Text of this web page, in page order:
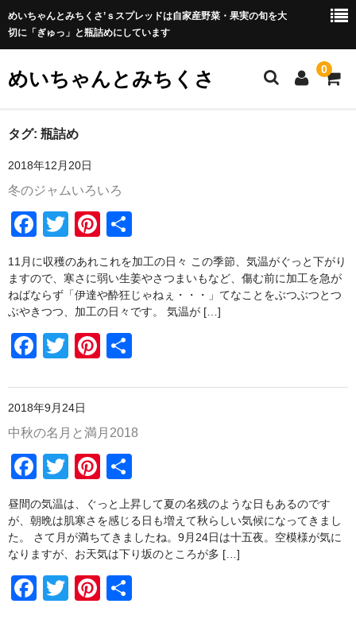
めいちゃんとみちくさ’ｓスプレッドは自家産野菜・果実の旬を大
切に「ぎゅっ」と瓶詰めにしています
めいちゃんとみちくさ 0
ホーム
めいちゃんとみちくさブログ
ABOUT
屋号の由来
瓶詰めについて
野菜セットについて
野菜セットの包装・梱包について
瓶詰め
谷川農園産果実のジャム
谷川農園産野菜のジャム
愛媛の柑橘シリーズ
谷川農園産野菜のチャツネ
タグ: 瓶詰め
2018年12月20日
冬のジャムいろいろ
F
a
c
e
b
o
k
T
wi
tt
er
Pi
nt
er
e
st
有
11月に収穫のあれこれを加工の日々 この季節、気温がぐっと下がり
ますので、寒さに弱い生姜やさつまいもなど、傷む前に加工を急が
ねばならず「伊達や酔狂じゃねぇ・・・」てなことをぶつぶつとつ
ぶやきつつ、加工の日々です。 気温が […]
F
c
e
b
o
o
k
T
tt
er
Pi
er
e
st
2018年9月24日
中秋の名月と満月2018
F
a
c
e
b
o
T
wi
tt
er
Pi
er
e
st
有
昼間の気温は、ぐっと上昇して夏の名残のような日もあるのです
が、朝晩は肌寒さを感じる日も増えて秋らしい気候になってきまし
た。 さて月が満ちてきましたね。9月24日は十五夜。空模様が気に
なりますが、お天気は下り坂のところが多 […]
F
T
Pi